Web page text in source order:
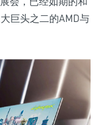
巨头之二的AMD与